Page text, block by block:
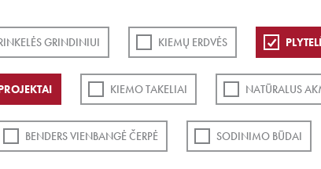
GRINDINIUI KIEMŲ ERDVĖS
KIEMO TAKELIAI NATŪRALUS
BENDERS VIENBANGĖ ČERPĖ SODINIMO BŪDAI